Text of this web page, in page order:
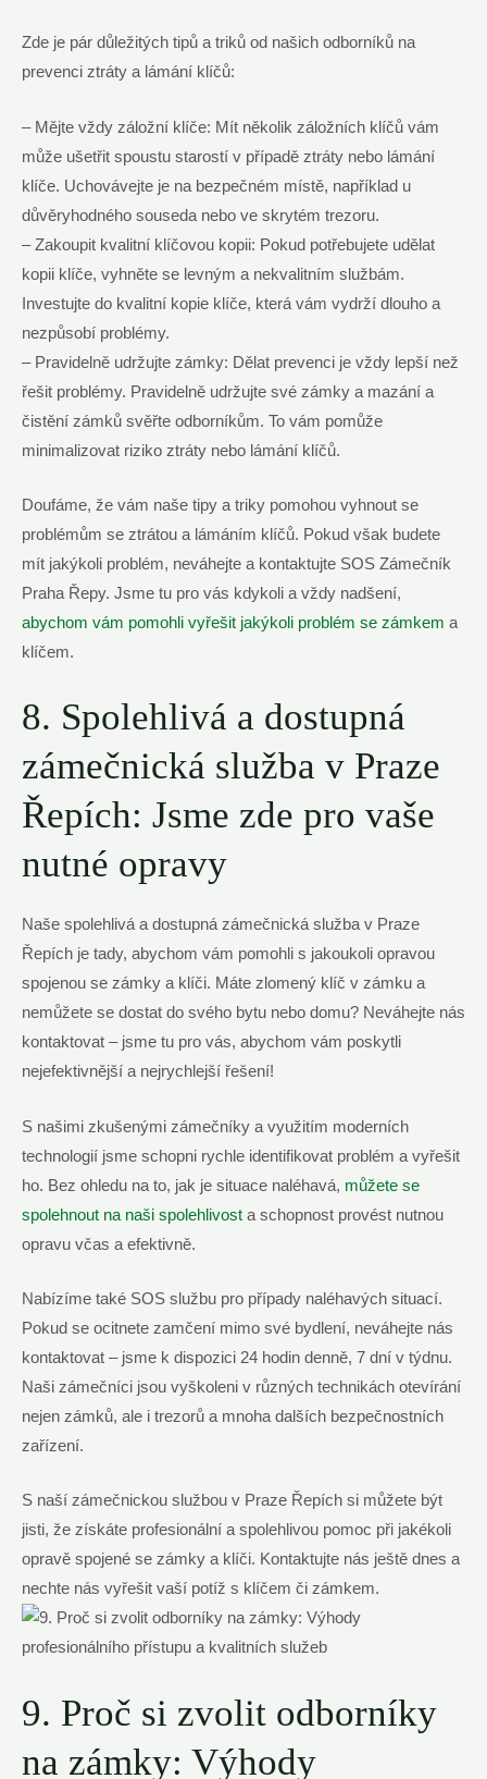
Zde je pár důležitých tipů a triků od našich odborníků na
prevenci ztráty a lámání klíčů:
– Mějte vždy záložní klíče: Mít několik záložních klíčů vám
může ušetřit spoustu starostí v případě ztráty nebo lámání
klíče. Uchovávejte je na bezpečném místě, například u
důvěryhodného souseda nebo ve skrytém trezoru.
– Zakoupit kvalitní klíčovou kopii: Pokud potřebujete udělat
kopii klíče, vyhněte se levným a nekvalitním službám.
Investujte do kvalitní kopie klíče, která vám vydrží dlouho a
nezpůsobí problémy.
– Pravidelně udržujte zámky: Dělat prevenci je vždy lepší než
řešit problémy. Pravidelně udržujte své zámky a mazání a
čistění zámků svěřte odborníkům. To vám pomůže
minimalizovat riziko ztráty nebo lámání klíčů.
Doufáme, že vám naše tipy a triky pomohou vyhnout se
problémům se ztrátou a lámáním klíčů. Pokud však budete
mít jakýkoli problém, neváhejte a kontaktujte SOS Zámečník
Praha Řepy. Jsme tu pro vás kdykoli a vždy nadšení,
abychom vám pomohli vyřešit jakýkoli problém se zámkem a
klíčem.
8. Spolehlivá a dostupná
zámečnická služba v Praze
Řepích: Jsme zde pro vaše
nutné opravy
Naše spolehlivá a dostupná zámečnická služba v Praze
Řepích je tady, abychom vám pomohli s jakoukoli opravou
spojenou se zámky a klíči. Máte zlomený klíč v zámku a
nemůžete se dostat do svého bytu nebo domu? Neváhejte nás
kontaktovat – jsme tu pro vás, abychom vám poskytli
nejefektivnější a nejrychlejší řešení!
S našimi zkušenými zámečníky a využitím moderních
technologií jsme schopni rychle identifikovat problém a vyřešit
ho. Bez ohledu na to, jak je situace naléhavá, můžete se
spolehnout na naši spolehlivost a schopnost provést nutnou
opravu včas a efektivně.
Nabízíme také SOS službu pro případy naléhavých situací.
Pokud se ocitnete zamčení mimo své bydlení, neváhejte nás
kontaktovat – jsme k dispozici 24 hodin denně, 7 dní v týdnu.
Naši zámečníci jsou vyškoleni v různých technikách otevírání
nejen zámků, ale i trezorů a mnoha dalších bezpečnostních
zařízení.
S naší zámečnickou službou v Praze Řepích si můžete být
jisti, že získáte profesionální a spolehlivou pomoc při jakékoli
opravě spojené se zámky a klíči. Kontaktujte nás ještě dnes a
nechte nás vyřešit vaší potíž s klíčem či zámkem.
9. Proč si zvolit odborníky
na zámky: Výhody